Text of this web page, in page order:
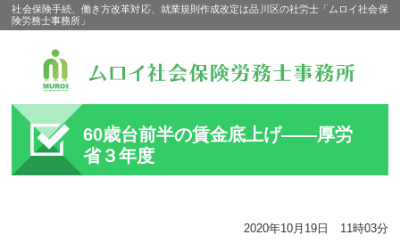
社会保険手続、働き方改革対応、就業規則作成改定は品川区の社労士「ムロイ社会保
険労務士事務所」
60歳台前半の賃金底上げ――厚労
省３年度
2020年10月19日 11時03分